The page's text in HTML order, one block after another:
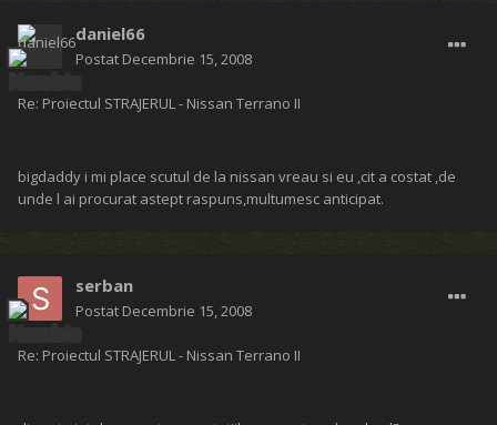
daniel66
Postat Decembrie 15, 2008
Re: Proiectul STRAJERUL - Nissan Terrano II
bigdaddy i mi place scutul de la nissan vreau si eu ,cit a costat ,de
unde l ai procurat astept raspuns,multumesc anticipat.
serban
Postat Decembrie 15, 2008
Re: Proiectul STRAJERUL - Nissan Terrano II